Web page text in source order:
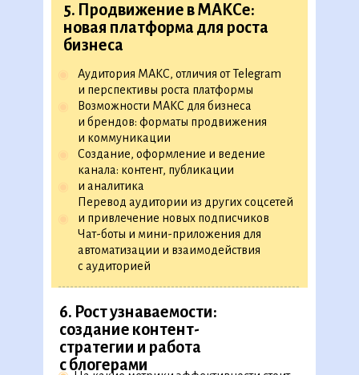
5. Продвижение в МАКСе:
новая платформа для роста
бизнеса
Аудитория МАКС, отличия от Telegram
и перспективы роста платформы
Возможности МАКС для бизнеса
и брендов: форматы продвижения
и коммуникации
Создание, оформление и ведение
канала: контент, публикации
и аналитика
Перевод аудитории из других соцсетей
и привлечение новых подписчиков
Чат-боты и мини-приложения для
автоматизации и взаимодействия
с аудиторией
6. Рост узнаваемости:
создание контент-
стратегии и работа
с блогерами
4. Исследование аудитории
3. Нейросети в маркетинге
Как использовать нейросети в работе
Как составить хороший промт для
2.Введение в маркетинг
Какие цели и задачи у интернет-
маркетинга
Какие есть каналы продвижения
в интернет-маркетинге
Как развиваться в интернет-маркетинге
1 практическое задание